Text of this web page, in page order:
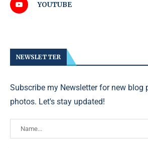
YOUTUBE
NEWSLETTER
Subscribe my Newsletter for new blog
photos. Let's stay updated!